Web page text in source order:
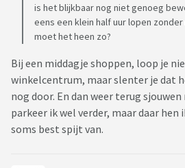
is het blijkbaar nog niet genoeg
eens een klein half uur lopen
moet het heen zo?
Bij een middagje shoppen, loop je
winkelcentrum, maar slenter je dat
nog door. En dan weer terug
parkeer ik wel verder, maar daar
soms best spijt van.